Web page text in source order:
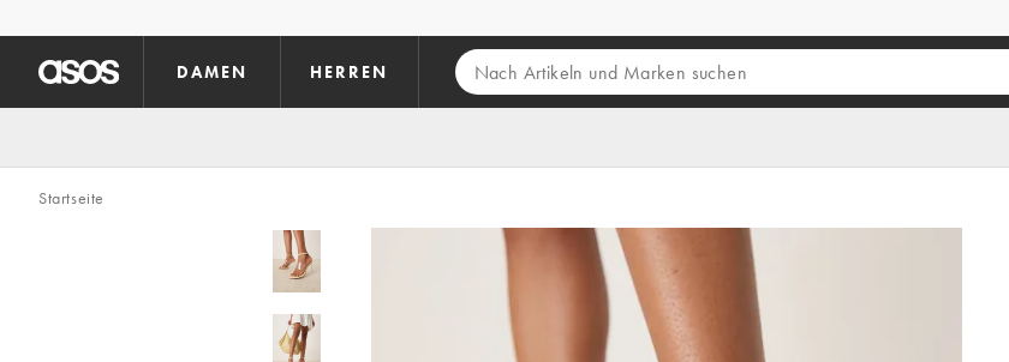
DAMEN HERREN
Startseite